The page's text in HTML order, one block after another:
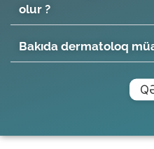
olur ?
Bakıda dermatoloq